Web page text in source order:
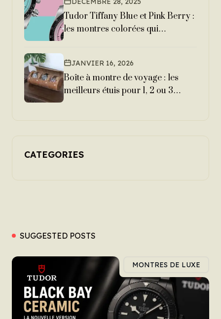
Tudor Tiffany Blue et Pink Berry :
les montres colorées qui
JANVIER 16, 2026
Boîte à montre de voyage : les
meilleurs étuis pour 1, 2 ou 3
CATEGORIES
SUGGESTED POSTS
MONTRES DE LUXE